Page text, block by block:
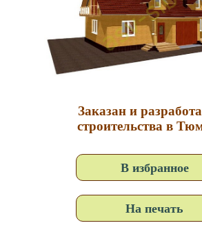
Заказан и
строительства в
В избранное
На печать